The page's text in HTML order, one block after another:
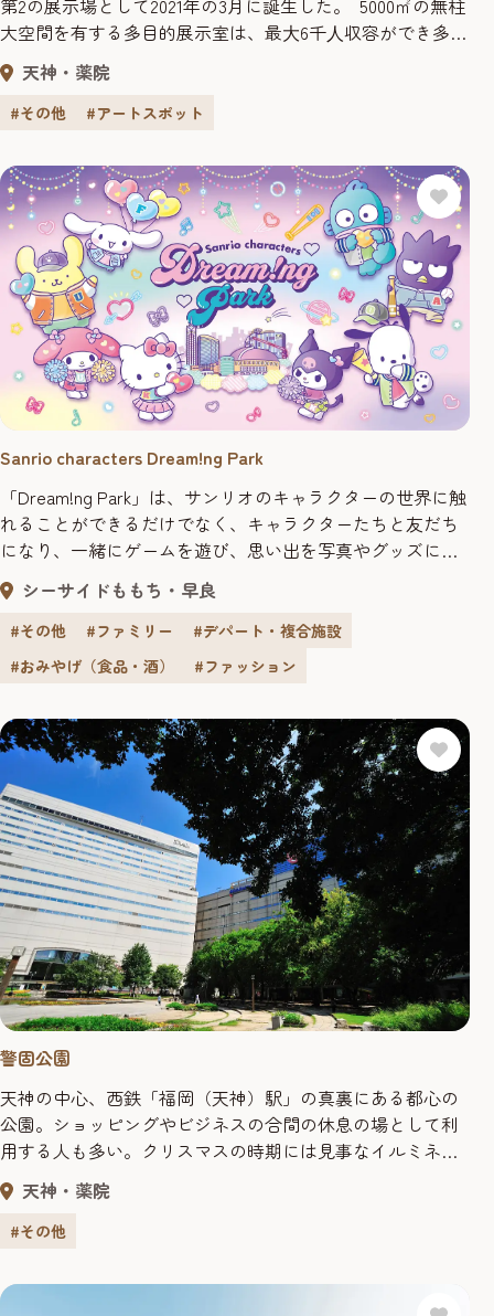
第2の展示場として2021年の3月に誕生した。 5000㎡の無柱
大空間を有する多目的展示室は、最⼤6千⼈収容ができ多種
多様な催事に対応可能。
天神・薬院
#その他 #アートスポット
Sanrio characters Dream!ng Park
「Dream!ng Park」は、サンリオのキャラクターの世界に触
れることができるだけでなく、キャラクターたちと友だち
になり、一緒にゲームを遊び、思い出を写真やグッズにし
て持って帰ることができる、福岡初の新しいサンリオの
キャラクター施設です。 入場料は無料で、お土産にもピッ
タリな福岡限定のグッズなどを販売するほか、「デジタ
ル」と「遊び」を融合したゲームをはじめここでしか体験
できない新し...
シーサイドももち・早良
#その他 #ファミリー
#デパート・複合施設
#おみやげ（食品・酒）
#ファッション
警固公園
天神の中心、西鉄「福岡（天神）駅」の真裏にある都心の
公園。ショッピングやビジネスの合間の休息の場として利
用する人も多い。クリスマスの時期には見事なイルミネー
ションが飾られ、記念撮影をする人も多く見られる。 ま
た、公園の地下には大きな駐車場・駐輪場が併設。（有
料）
天神・薬院
#その他